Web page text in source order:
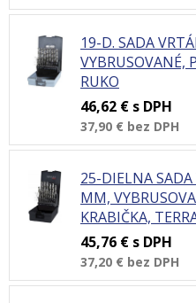
19-D. SADA
VYBRUSOVANÉ,
RUKO
46,62 € s DPH
37,90 € bez DPH
25-DIELNA
MM,
KRABIČKA,
45,76 € s DPH
37,20 € bez DPH